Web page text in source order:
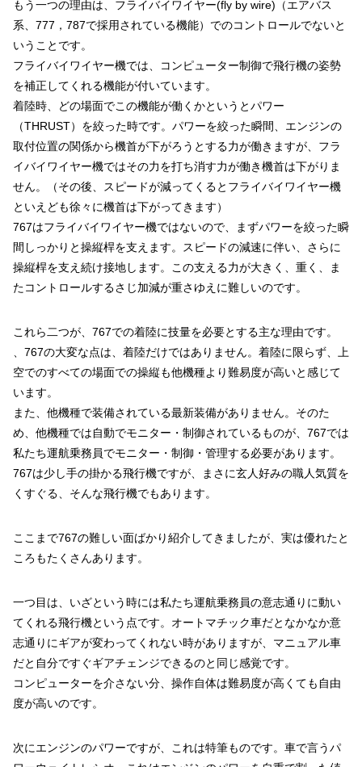
もう一つの理由は、フライバイワイヤー(fly by wire)（エアバス
系、777，787で採用されている機能）でのコントロールでないと
いうことです。
フライバイワイヤー機では、コンピューター制御で飛行機の姿勢
を補正してくれる機能が付いています。
着陸時、どの場面でこの機能が働くかというとパワー
（THRUST）を絞った時です。パワーを絞った瞬間、エンジンの
取付位置の関係から機首が下がろうとする力が働きますが、フラ
イバイワイヤー機ではその力を打ち消す力が働き機首は下がりま
せん。（その後、スピードが減ってくるとフライバイワイヤー機
といえども徐々に機首は下がってきます）
767はフライバイワイヤー機ではないので、まずパワーを絞った瞬
間しっかりと操縦桿を支えます。スピードの減速に伴い、さらに
操縦桿を支え続け接地します。この支える力が大きく、重く、ま
たコントロールするさじ加減が重さゆえに難しいのです。
これら二つが、767での着陸に技量を必要とする主な理由です。
、767の大変な点は、着陸だけではありません。着陸に限らず、上
空でのすべての場面での操縦も他機種より難易度が高いと感じて
います。
また、他機種で装備されている最新装備がありません。そのた
め、他機種では自動でモニター・制御されているものが、767では
私たち運航乗務員でモニター・制御・管理する必要があります。
767は少し手の掛かる飛行機ですが、まさに玄人好みの職人気質を
くすぐる、そんな飛行機でもあります。
ここまで767の難しい面ばかり紹介してきましたが、実は優れたと
ころもたくさんあります。
一つ目は、いざという時には私たち運航乗務員の意志通りに動い
てくれる飛行機という点です。オートマチック車だとなかなか意
志通りにギアが変わってくれない時がありますが、マニュアル車
だと自分ですぐギアチェンジできるのと同じ感覚です。
コンピューターを介さない分、操作自体は難易度が高くても自由
度が高いのです。
次にエンジンのパワーですが、これは特筆ものです。車で言うパ